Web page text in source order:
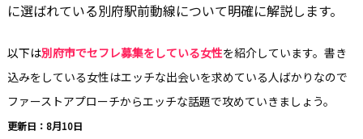
に選ばれている別府駅前動線について明確に解説します。
以下は別府市でセフレ募集をしている女性を紹介しています。書き
込みをしている女性はエッチな出会いを求めている人ばかりなので
ファーストアプローチからエッチな話題で攻めていきましょう。
更新日：8月10日